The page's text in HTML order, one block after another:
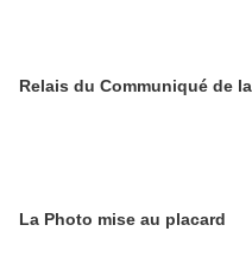
Relais du Communiqué de
La Photo mise au placard